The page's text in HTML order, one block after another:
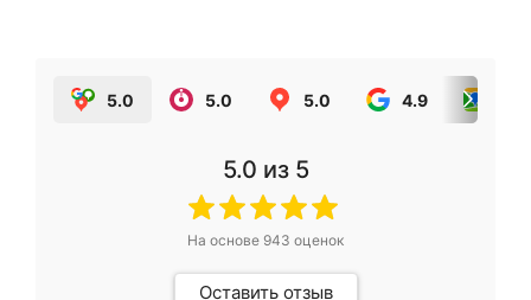
5.0 5.0 5.0 4.9
5.0 из 5
На основе 943 оценок
Оставить отзыв